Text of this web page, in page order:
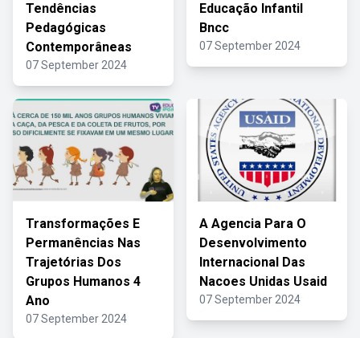
Tendências
Pedagógicas
Contemporâneas
07 September 2024
Educação Infantil
Bncc
07 September 2024
Transformações E
Permanências Nas
Trajetórias Dos
Grupos Humanos 4
Ano
07 September 2024
A Agencia Para O
Desenvolvimento
Internacional Das
Nacoes Unidas Usaid
07 September 2024